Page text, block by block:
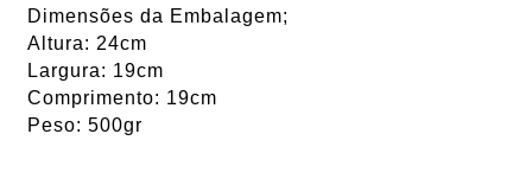
Dimensões da Embalagem;
Altura: 24cm
Largura: 19cm
Comprimento: 19cm
Peso: 500gr